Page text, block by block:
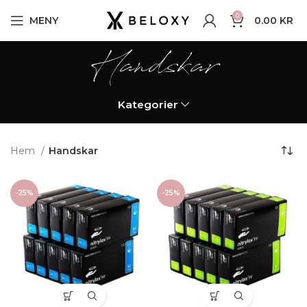
MENY 0 0.00 KR
Handskar
Kategorier
Hem Handskar
-25% -25%